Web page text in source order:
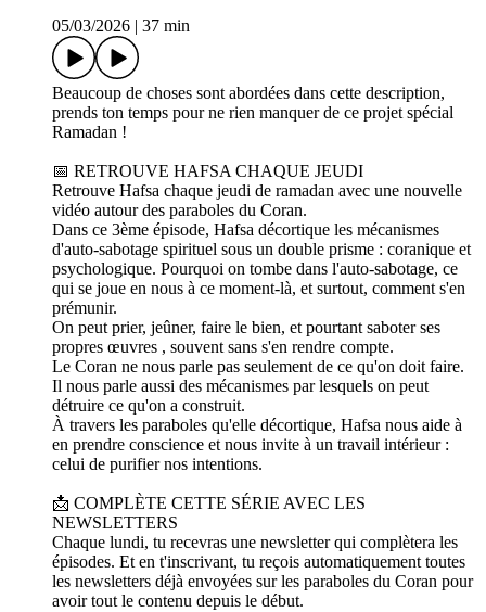
05/03/2026
37 min
Beaucoup de choses sont abordées dans cette description,
prends ton temps pour ne rien manquer de ce projet spécial
Ramadan !
📅 RETROUVE HAFSA CHAQUE JEUDI
Retrouve Hafsa chaque jeudi de ramadan avec une nouvelle
vidéo autour des paraboles du Coran.
Dans ce 3ème épisode, Hafsa décortique les mécanismes
d'auto-sabotage spirituel sous un double prisme : coranique et
psychologique. Pourquoi on tombe dans l'auto-sabotage, ce
qui se joue en nous à ce moment-là, et surtout, comment s'en
prémunir.
On peut prier, jeûner, faire le bien, et pourtant saboter ses
propres œuvres , souvent sans s'en rendre compte.
Le Coran ne nous parle pas seulement de ce qu'on doit faire.
Il nous parle aussi des mécanismes par lesquels on peut
détruire ce qu'on a construit.
À travers les paraboles qu'elle décortique, Hafsa nous aide à
en prendre conscience et nous invite à un travail intérieur :
celui de purifier nos intentions.
📩 COMPLÈTE CETTE SÉRIE AVEC LES
NEWSLETTERS
Chaque lundi, tu recevras une newsletter qui complètera les
épisodes. Et en t'inscrivant, tu reçois automatiquement toutes
les newsletters déjà envoyées sur les paraboles du Coran pour
avoir tout le contenu depuis le début.